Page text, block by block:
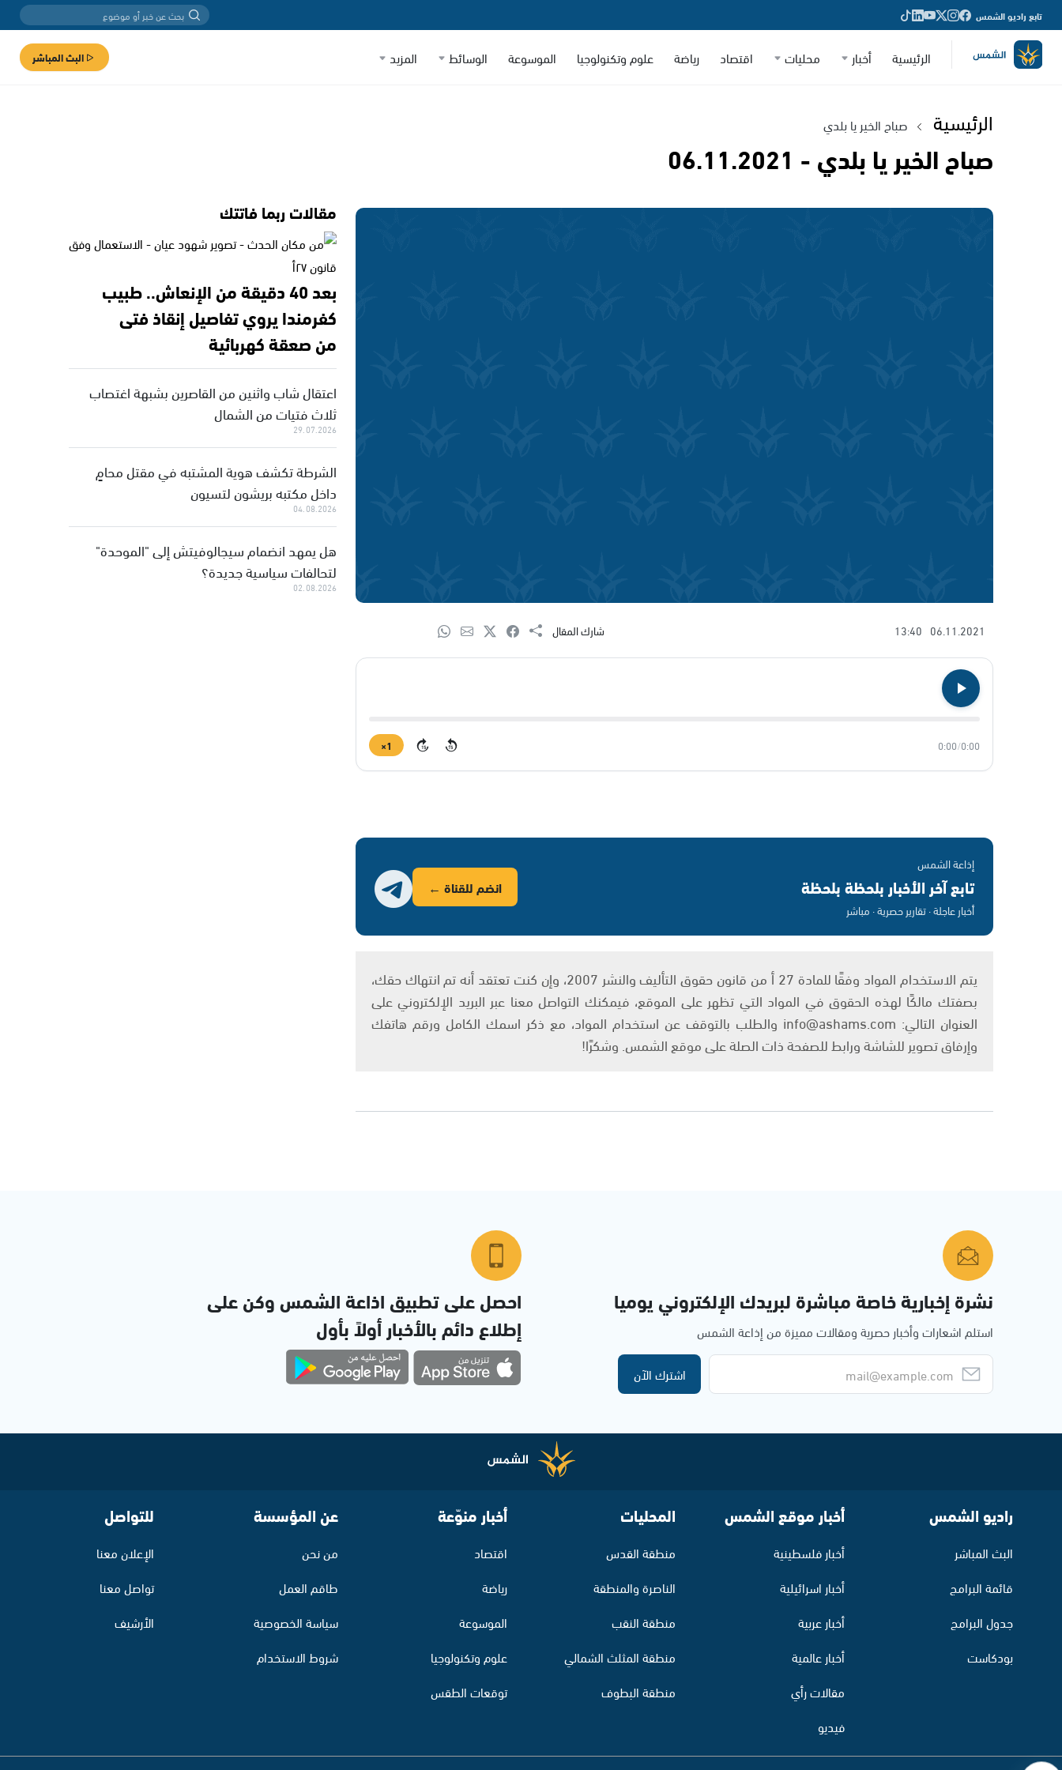
تابع راديو الشمس
الرئيسية أخبار محليات اقتصاد رياضة علوم وتكنولوجيا الموسوعة الوسائط المزيد البث المباشر
الرئيسية صباح الخير يا بلدي
صباح الخير يا بلدي - 06.11.2021
06.11.2021
13:40 شارك المقال
0:00
/
0:00
15
15
1×
إذاعة الشمس
تابع آخر الأخبار بلحظة بلحظة
أخبار عاجلة · تقارير حصرية · مباشر
انضم للقناة ←
يتم الاستخدام المواد وفقًا للمادة 27 أ من قانون حقوق التأليف والنشر 2007، وإن كنت تعتقد أنه تم انتهاك حقك،
بصفتك مالكًا لهذه الحقوق في المواد التي تظهر على الموقع، فيمكنك التواصل معنا عبر البريد الإلكتروني على
العنوان التالي: info@ashams.com والطلب بالتوقف عن استخدام المواد، مع ذكر اسمك الكامل ورقم هاتفك
وإرفاق تصوير للشاشة ورابط للصفحة ذات الصلة على موقع الشمس. وشكرًا!
مقالات ربما فاتتك
بعد 40 دقيقة من الإنعاش.. طبيب
كفرمندا يروي تفاصيل إنقاذ فتى
من صعقة كهربائية
اعتقال شاب واثنين من القاصرين بشبهة اغتصاب
ثلاث فتيات من الشمال
29.07.2026
الشرطة تكشف هوية المشتبه في مقتل محامٍ
داخل مكتبه بريشون لتسيون
04.08.2026
هل يمهد انضمام سيجالوفيتش إلى "الموحدة"
لتحالفات سياسية جديدة؟
02.08.2026
نشرة إخبارية خاصة مباشرة لبريدك الإلكتروني يوميا
استلم اشعارات وأخبار حصرية ومقالات مميزة من إذاعة الشمس
اشترك الآن
احصل على تطبيق اذاعة الشمس وكن على
إطلاع دائم بالأخبار أولاً بأول
راديو الشمس
البث المباشر
قائمة البرامج
جدول البرامج
بودكاست
أخبار موقع الشمس
أخبار فلسطينية
أخبار اسرائيلية
أخبار عربية
أخبار عالمية
مقالات رأي
فيديو
المحليات
منطقة القدس
الناصرة والمنطقة
منطقة النقب
منطقة المثلث الشمالي
منطقة البطوف
أخبار منوّعة
اقتصاد
رياضة
الموسوعة
علوم وتكنولوجيا
توقعات الطقس
عن المؤسسة
من نحن
طاقم العمل
سياسة الخصوصية
شروط الاستخدام
للتواصل
الإعلان معنا
تواصل معنا
الأرشيف